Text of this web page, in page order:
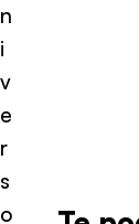
n
i
v
e
r
s
o